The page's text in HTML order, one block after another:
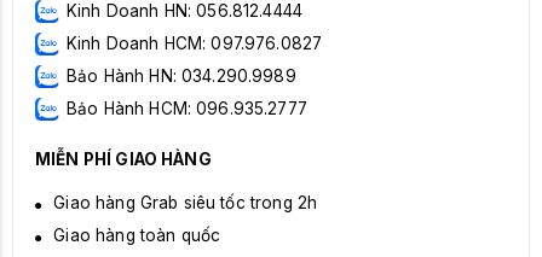
Kinh Doanh HN: 056.812.4444
Kinh Doanh HCM: 097.976.0827
Bảo Hành HN: 034.290.9989
Bảo Hành HCM: 096.935.2777
MIỄN PHÍ GIAO HÀNG
Giao hàng Grab siêu tốc trong 2h
Giao hàng toàn quốc